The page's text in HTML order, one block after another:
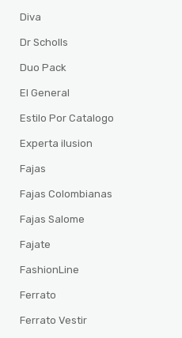
Diva
Dr Scholls
Duo Pack
El General
Estilo Por Catalogo
Experta ilusion
Fajas
Fajas Colombianas
Fajas Salome
Fajate
FashionLine
Ferrato
Ferrato Vestir